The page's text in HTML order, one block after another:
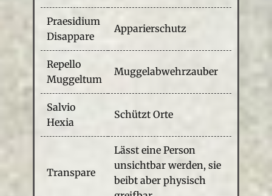
Praesidium
Disappare
Apparierschutz
Repello
Muggeltum
Muggelabwehrzauber
Salvio
Hexia
Schützt Orte
Transpare
Lässt eine Person
unsichtbar werden, sie
beibt aber physisch